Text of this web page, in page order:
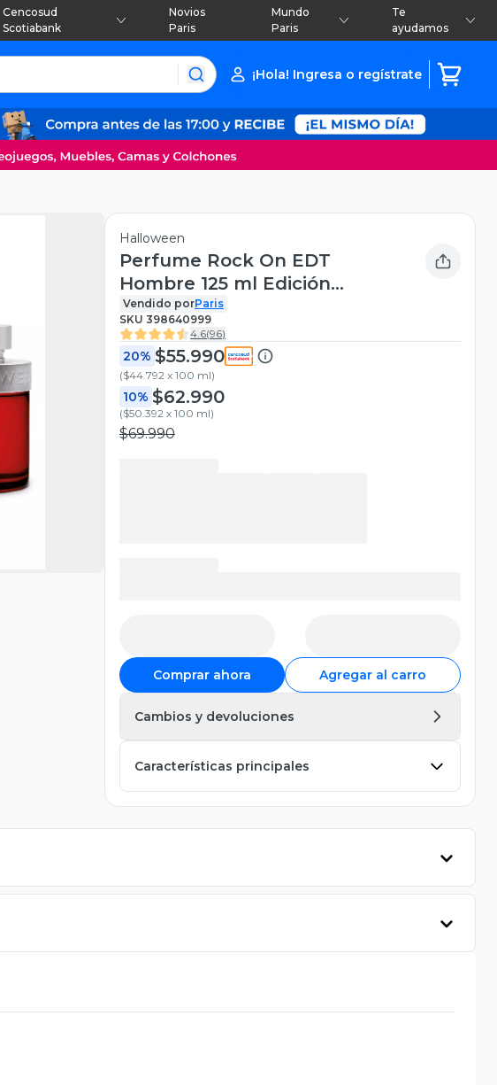
Cencosud
Scotiabank
Novios
Paris
Mundo
Paris
Te
ayudamos
¡Hola! Ingresa o regístrate
Halloween
Perfume Rock On EDT
Hombre 125 ml Edición
Limitada Halloween
Vendido porParis
SKU 398640999
4.6(96)
20% $55.990
($44.792 x 100 ml)
10% $62.990
($50.392 x 100 ml)
$69.990
Comprar ahora Agregar al carro
Cambios y devoluciones
Características principales